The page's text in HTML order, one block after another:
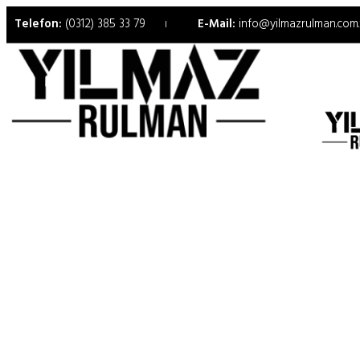
Telefon: (0312) 385 33 79 E-Mail: